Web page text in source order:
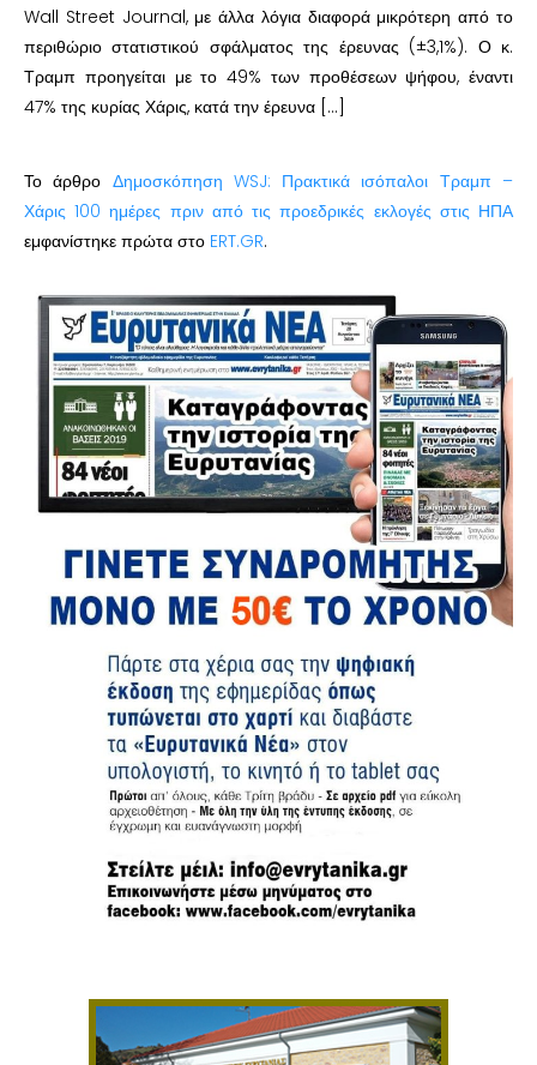
Wall Street Journal, με άλλα λόγια διαφορά μικρότερη από το
περιθώριο στατιστικού σφάλματος της έρευνας (±3,1%). Ο κ.
Τραμπ προηγείται με το 49% των προθέσεων ψήφου, έναντι
47% της κυρίας Χάρις, κατά την έρευνα […]
Το άρθρο Δημοσκόπηση WSJ: Πρακτικά ισόπαλοι Τραμπ –
Χάρις 100 ημέρες πριν από τις προεδρικές εκλογές στις ΗΠΑ
εμφανίστηκε πρώτα στο ERT.GR.